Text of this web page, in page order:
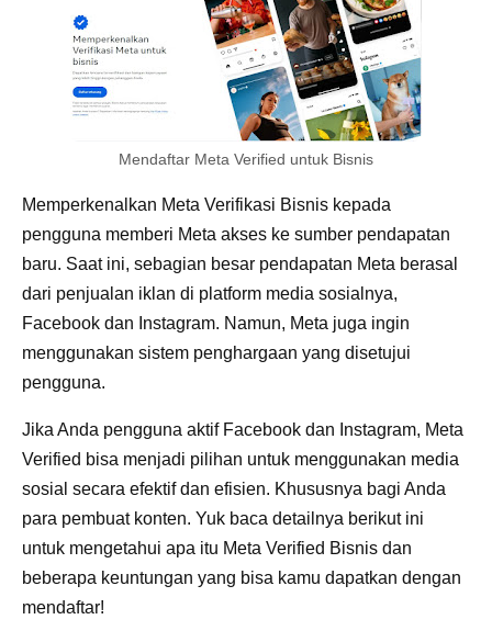
Mendaftar Meta Verified untuk Bisnis
Memperkenalkan Meta Verifikasi Bisnis kepada
pengguna memberi Meta akses ke sumber pendapatan
baru. Saat ini, sebagian besar pendapatan Meta berasal
dari penjualan iklan di platform media sosialnya,
Facebook dan Instagram. Namun, Meta juga ingin
menggunakan sistem penghargaan yang disetujui
pengguna.
Jika Anda pengguna aktif Facebook dan Instagram, Meta
Verified bisa menjadi pilihan untuk menggunakan media
sosial secara efektif dan efisien. Khususnya bagi Anda
para pembuat konten. Yuk baca detailnya berikut ini
untuk mengetahui apa itu Meta Verified Bisnis dan
beberapa keuntungan yang bisa kamu dapatkan dengan
mendaftar!